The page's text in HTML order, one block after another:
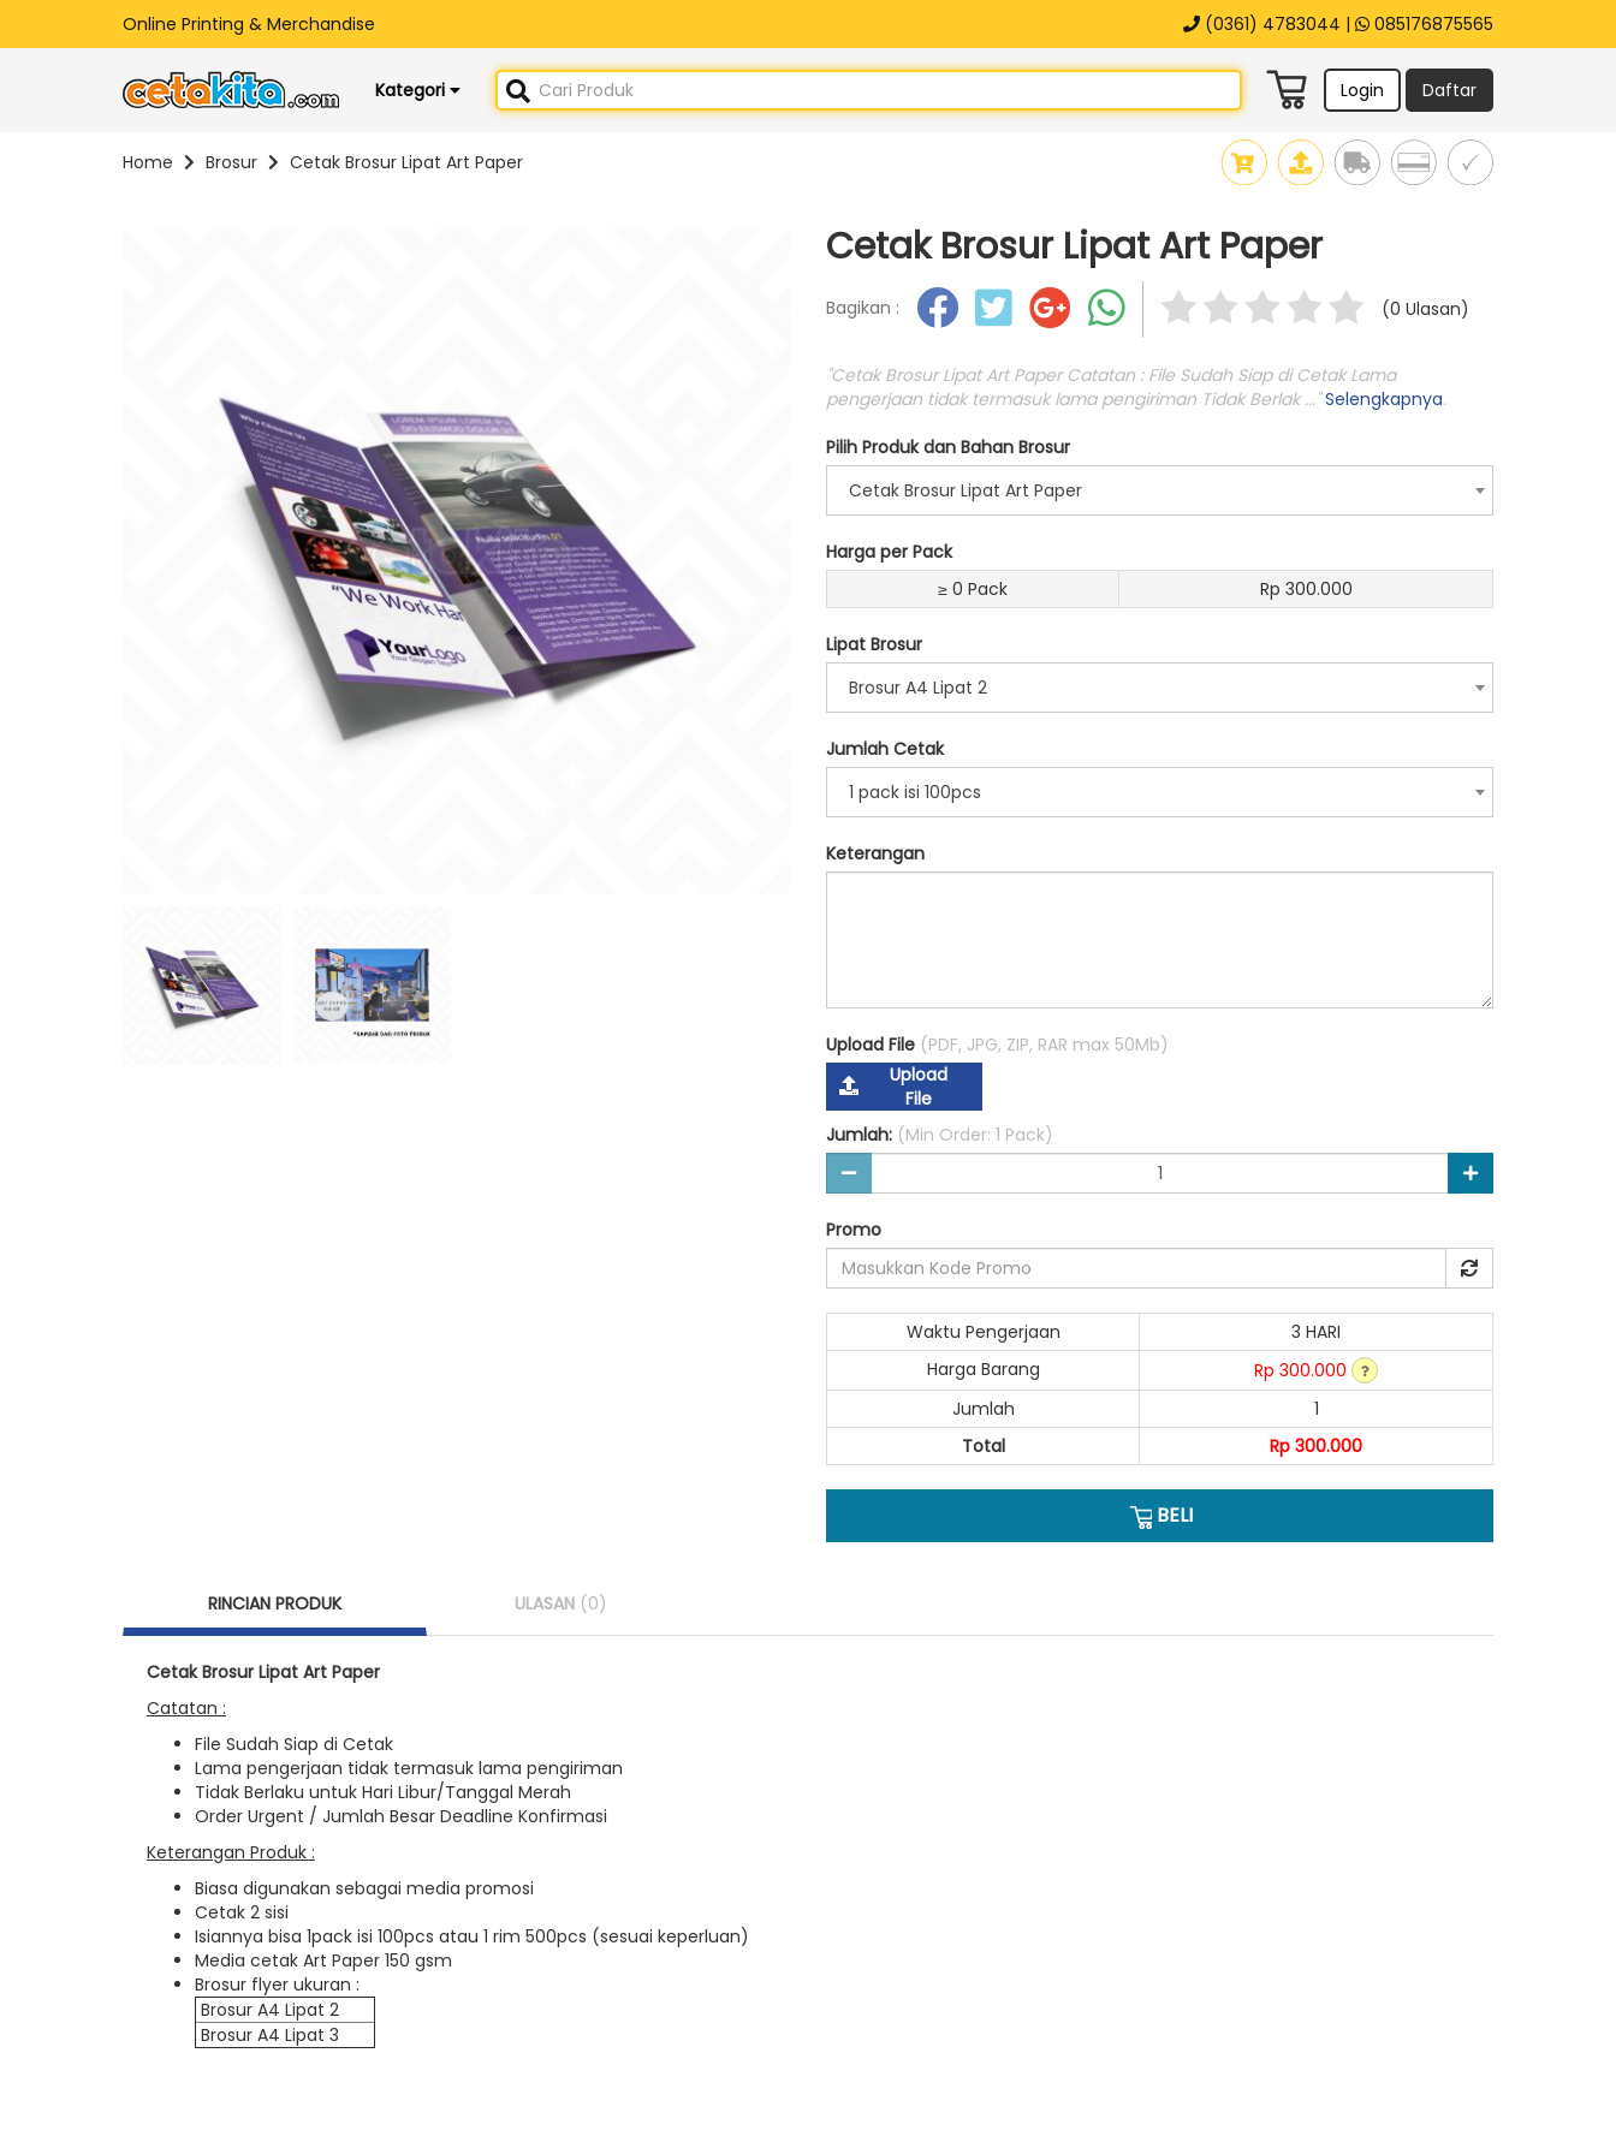
Online Printing & Merchandise (0361) 4783044 | 085176875565
Kategori Login Daftar
Home Brosur Cetak Brosur Lipat Art Paper
Cetak Brosur Lipat Art Paper
Bagikan : (0 Ulasan)
"Cetak Brosur Lipat Art Paper Catatan : File Sudah Siap di Cetak Lama
pengerjaan tidak termasuk lama pengiriman Tidak Berlak ..."Selengkapnya.
Pilih Produk dan Bahan Brosur
Cetak Brosur Lipat Art Paper
Harga per Pack
≥ 0 Pack
Rp 300.000
Lipat Brosur
Brosur A4 Lipat 2
Jumlah Cetak
1 pack isi 100pcs
Keterangan
Upload File (PDF, JPG, ZIP, RAR max 50Mb)
Upload
File
Jumlah: (Min Order: 1 Pack)
Promo
Waktu Pengerjaan
3 HARI
Harga Barang
Rp 300.000
Jumlah
1
Total
Rp 300.000
BELI
RINCIAN PRODUK ULASAN (0)
Cetak Brosur Lipat Art Paper
Catatan :
File Sudah Siap di Cetak
Lama pengerjaan tidak termasuk lama pengiriman
Tidak Berlaku untuk Hari Libur/Tanggal Merah
Order Urgent / Jumlah Besar Deadline Konfirmasi
Keterangan Produk :
Biasa digunakan sebagai media promosi
Cetak 2 sisi
Isiannya bisa 1pack isi 100pcs atau 1 rim 500pcs (sesuai keperluan)
Media cetak Art Paper 150 gsm
Brosur flyer ukuran :
Brosur A4 Lipat 2
Brosur A4 Lipat 3